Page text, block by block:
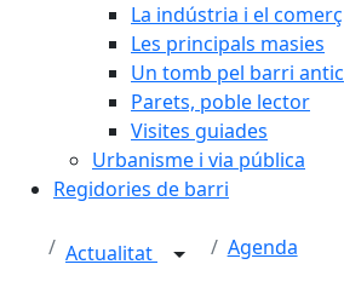
La indústria i el comerç
Les principals masies
Un tomb pel barri antic
Parets, poble lector
Visites guiades
Urbanisme i via pública
Regidories de barri
Actualitat Agenda